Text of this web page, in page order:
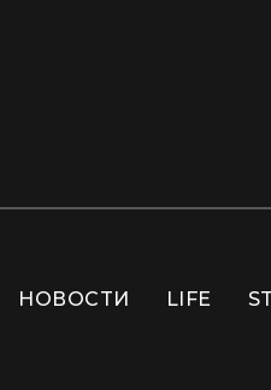
НОВОСТИ LIFE